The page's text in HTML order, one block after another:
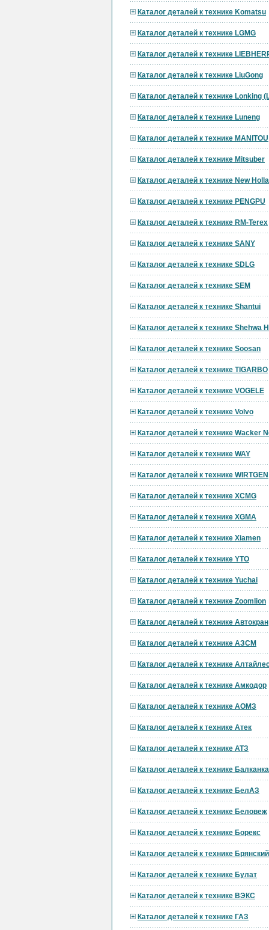
Каталог деталей к технике Komatsu
Каталог деталей к технике LGMG
Каталог деталей к технике
Каталог деталей к технике LiuGong
Каталог деталей к технике Lonking
Каталог деталей к технике Luneng
Каталог деталей к технике MANITOU
Каталог деталей к технике Mitsuber
Каталог деталей к технике New
Каталог деталей к технике PENGPU
Каталог деталей к технике RM-Terex
Каталог деталей к технике SANY
Каталог деталей к технике SDLG
Каталог деталей к технике SEM
Каталог деталей к технике Shantui
Каталог деталей к технике Shehwa
Каталог деталей к технике Soosan
Каталог деталей к технике TIGARBO
Каталог деталей к технике VOGELE
Каталог деталей к технике Volvo
Каталог деталей к технике Wacker
Каталог деталей к технике WAY
Каталог деталей к технике WIRTGEN
Каталог деталей к технике XCMG
Каталог деталей к технике XGMA
Каталог деталей к технике Xiamen
Каталог деталей к технике YTO
Каталог деталей к технике Yuchai
Каталог деталей к технике Zoomlion
Каталог деталей к технике Автокран
Каталог деталей к технике АЗСМ
Каталог деталей к технике
Каталог деталей к технике Амкодор
Каталог деталей к технике АОМЗ
Каталог деталей к технике Атек
Каталог деталей к технике АТЗ
Каталог деталей к технике
Каталог деталей к технике БелАЗ
Каталог деталей к технике Беловеж
Каталог деталей к технике Борекс
Каталог деталей к технике
Каталог деталей к технике Булат
Каталог деталей к технике ВЭКС
Каталог деталей к технике ГАЗ